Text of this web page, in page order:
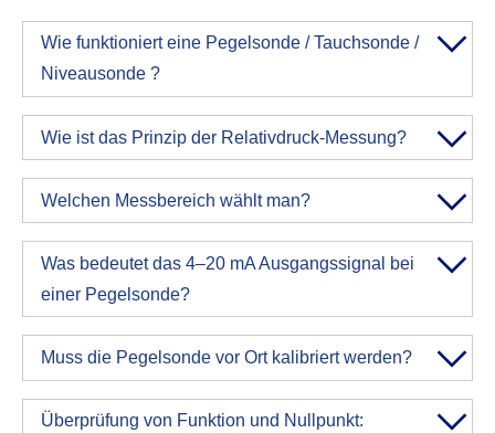
Wie funktioniert eine Pegelsonde / Tauchsonde /
Niveausonde ?
Wie ist das Prinzip der Relativdruck-Messung?
Welchen Messbereich wählt man?
Was bedeutet das 4–20 mA Ausgangssignal bei
einer Pegelsonde?
Muss die Pegelsonde vor Ort kalibriert werden?
Überprüfung von Funktion und Nullpunkt: